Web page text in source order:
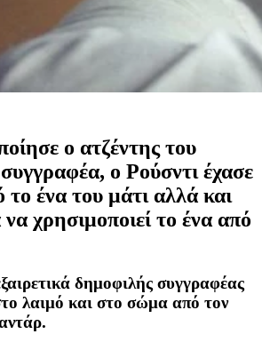
ο ατζέντης του
ο Ρούσντιέχασε
ένα του μάτι αλλά και
χρησιμοποιεί το ένα από
δημοφιλής συγγραφέας
λαιμό και στο σώμα από τον